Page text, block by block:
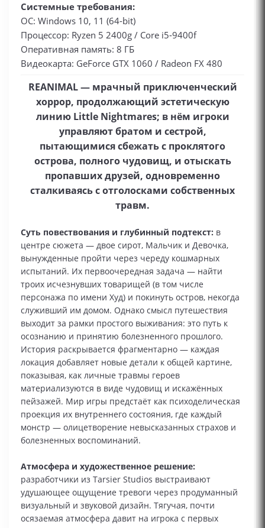
Системные требования:
ОС: Windows 10, 11 (64-bit)
Процессор: Ryzen 5 2400g / Core i5-9400f
Оперативная память: 8 ГБ
Видеокарта: GeForce GTX 1060 / Radeon FX 480
REANIMAL — мрачный приключенческий
хоррор, продолжающий эстетическую
линию Little Nightmares; в нём игроки
управляют братом и сестрой,
пытающимися сбежать с проклятого
острова, полного чудовищ, и отыскать
пропавших друзей, одновременно
сталкиваясь с отголосками собственных
травм.
Суть повествования и глубинный подтекст: в
центре сюжета — двое сирот, Мальчик и Девочка,
вынужденные пройти через череду кошмарных
испытаний. Их первоочередная задача — найти
троих исчезнувших товарищей (в том числе
персонажа по имени Худ) и покинуть остров, некогда
служивший им домом. Однако смысл путешествия
выходит за рамки простого выживания: это путь к
осознанию и принятию болезненного прошлого.
История раскрывается фрагментарно — каждая
локация добавляет новые детали к общей картине,
показывая, как личные травмы героев
материализуются в виде чудовищ и искажённых
пейзажей. Мир игры предстаёт как психоделическая
проекция их внутреннего состояния, где каждый
монстр — олицетворение невысказанных страхов и
болезненных воспоминаний.
Атмосфера и художественное решение:
разработчики из Tarsier Studios выстраивают
удушающее ощущение тревоги через продуманный
визуальный и звуковой дизайн. Тягучая, почти
осязаемая атмосфера давит на игрока с первых